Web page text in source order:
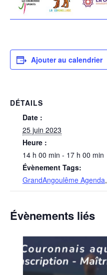
Ajouter au calendrier
DÉTAILS
Date :
25 juin 2023
Heure :
14 h 00 min - 17 h 00 min
Évènement Tags:
GrandAngoulême Agenda,
Évènements liés